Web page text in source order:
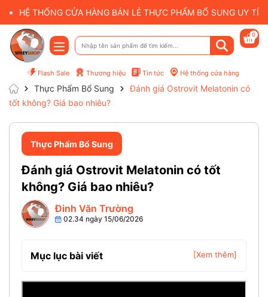
HỆ THỐNG CỬA HÀNG BÁN LẺ THỰC PHẨM BỔ SUNG UY
Flash Sale Thương hiệu Tin tức Hệ thống cửa hàng
0
Thực Phẩm Bổ Sung
Đánh giá Ostrovit Melatonin có
tốt không? Giá bao nhiêu?
Thực Phẩm Bổ Sung
Đánh giá Ostrovit Melatonin có tốt
không? Giá bao nhiêu?
Đinh Văn Trường
02.34 ngày 15/06/2026
Mục lục bài viết [Xem thêm]